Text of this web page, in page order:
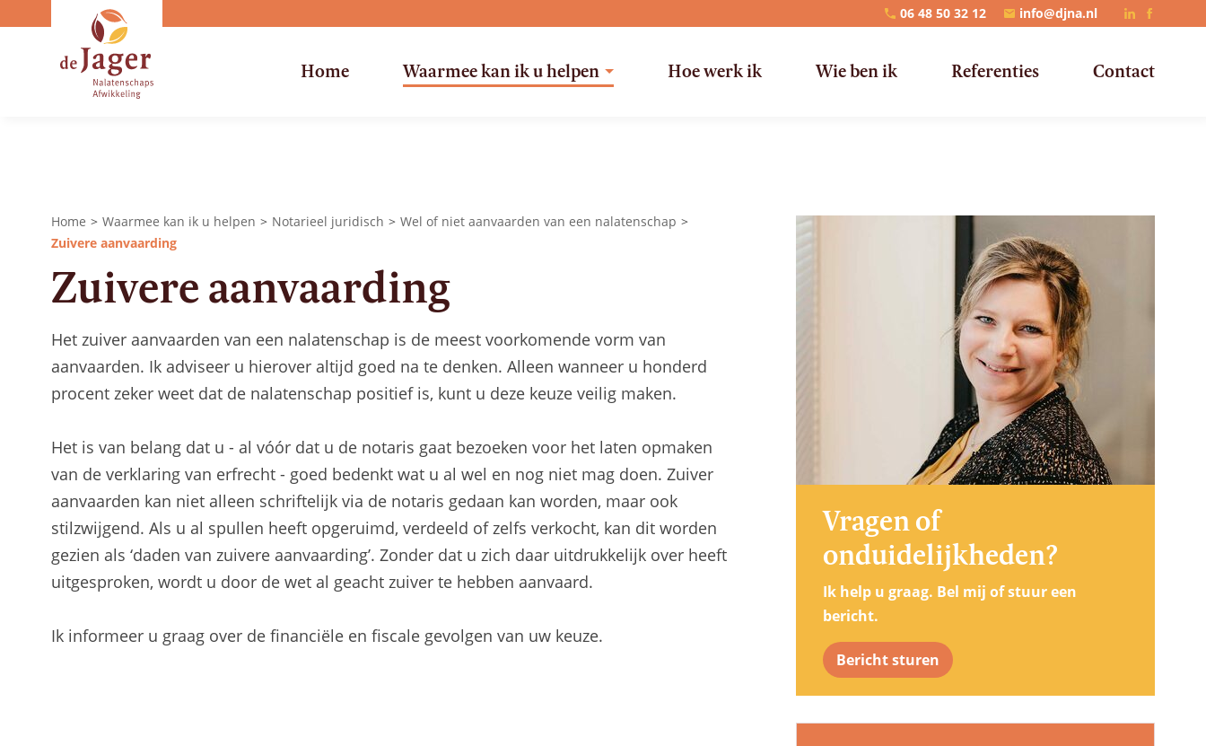
06 48 50 32 12 info@djna.nl
Home Waarmee kan ik u helpen Hoe werk ik Wie ben ik Referenties Contact
Home Waarmee kan ik u helpen Notarieel juridisch
Wel of niet aanvaarden van een nalatenschap
Zuivere aanvaarding
Zuivere aanvaarding
Het zuiver aanvaarden van een nalatenschap is de meest voorkomende vorm van
aanvaarden. Ik adviseer u hierover altijd goed na te denken. Alleen wanneer u honderd
procent zeker weet dat de nalatenschap positief is, kunt u deze keuze veilig maken.
Het is van belang dat u - al vóór dat u de notaris gaat bezoeken voor het laten opmaken
van de verklaring van erfrecht - goed bedenkt wat u al wel en nog niet mag doen. Zuiver
aanvaarden kan niet alleen schriftelijk via de notaris gedaan kan worden, maar ook
stilzwijgend. Als u al spullen heeft opgeruimd, verdeeld of zelfs verkocht, kan dit worden
gezien als ‘daden van zuivere aanvaarding’. Zonder dat u zich daar uitdrukkelijk over heeft
uitgesproken, wordt u door de wet al geacht zuiver te hebben aanvaard.
Ik informeer u graag over de financiële en fiscale gevolgen van uw keuze.
Vragen of
onduidelijkheden?
Ik help u graag. Bel mij of stuur een
bericht.
Bericht sturen